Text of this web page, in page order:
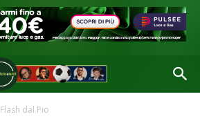
Flash dal Pio